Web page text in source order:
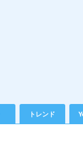
トレンド